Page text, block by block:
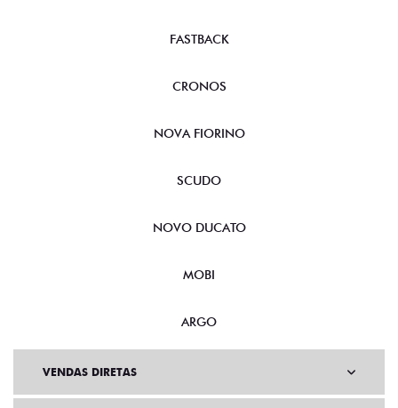
FASTBACK
CRONOS
NOVA FIORINO
SCUDO
NOVO DUCATO
MOBI
ARGO
VENDAS DIRETAS